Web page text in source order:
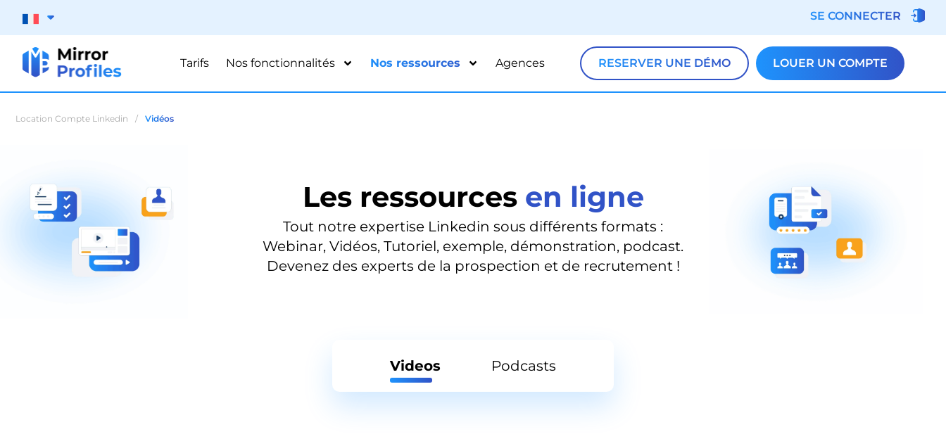
SE CONNECTER
Tarifs Nos fonctionnalités Nos ressources Agences RESERVER UNE DÉMO LOUER UN COMPTE
Location Compte Linkedin / Vidéos
Les ressources en ligne
Tout notre expertise Linkedin sous différents formats :
Webinar, Vidéos, Tutoriel, exemple, démonstration, podcast.
Devenez des experts de la prospection et de recrutement !
Videos Podcasts